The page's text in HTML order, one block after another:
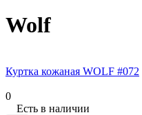
Wolf
Куртка кожаная WOLF #072
0
Есть в наличии